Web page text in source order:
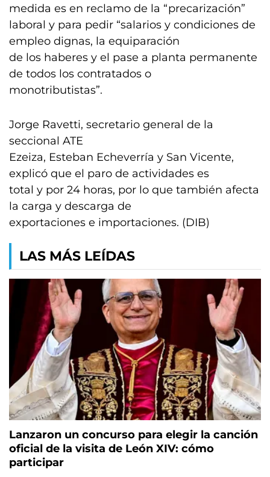
medida es en reclamo de la “precarización”
laboral y para pedir “salarios y condiciones de
empleo dignas, la equiparación
de los haberes y el pase a planta permanente
de todos los contratados o
monotributistas”.
Jorge Ravetti, secretario general de la
seccional ATE
Ezeiza, Esteban Echeverría y San Vicente,
explicó que el paro de actividades es
total y por 24 horas, por lo que también afecta
la carga y descarga de
exportaciones e importaciones. (DIB)
LAS MÁS LEÍDAS
Lanzaron un concurso para elegir la canción
oficial de la visita de León XIV: cómo
participar